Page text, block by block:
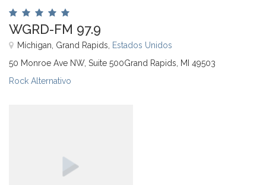
WGRD-FM 97.9
Míchigan, Grand Rapids, Estados Unidos
50 Monroe Ave NW, Suite 500Grand Rapids, MI 49503
Rock Alternativo